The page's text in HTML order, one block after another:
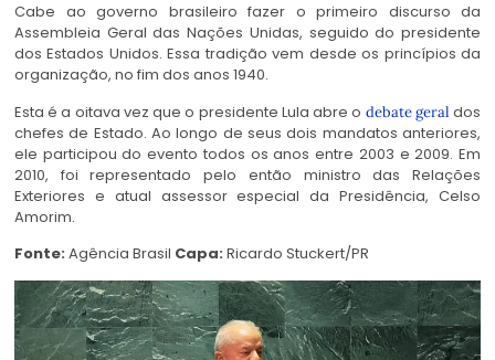
Cabe ao governo brasileiro fazer o primeiro discurso da
Assembleia Geral das Nações Unidas, seguido do presidente
dos Estados Unidos. Essa tradição vem desde os princípios da
organização, no fim dos anos 1940.
Esta é a oitava vez que o presidente Lula abre o debate geral dos
chefes de Estado. Ao longo de seus dois mandatos anteriores,
ele participou do evento todos os anos entre 2003 e 2009. Em
2010, foi representado pelo então ministro das Relações
Exteriores e atual assessor especial da Presidência, Celso
Amorim.
Fonte: Agência Brasil Capa: Ricardo Stuckert/PR